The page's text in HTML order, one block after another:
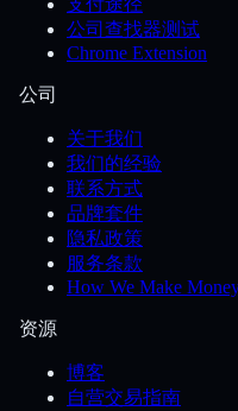
支付途径
公司查找器测试
Chrome Extension
公司
关于我们
我们的经验
联系方式
品牌套件
隐私政策
服务条款
How We Make
资源
博客
自营交易指南